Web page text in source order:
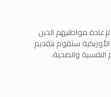
مواطنيهم الذين
ستقوم بتقديم
والصحية.